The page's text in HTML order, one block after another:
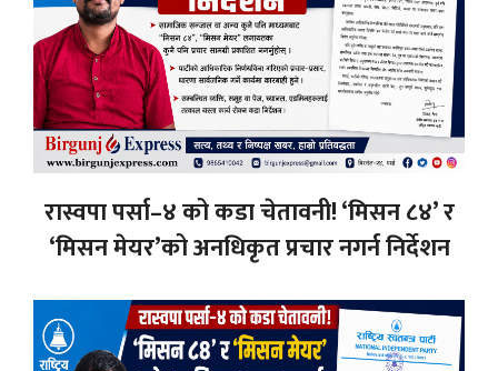
रास्वपा पर्सा–४ को कडा चेतावनी! ‘मिसन ८४’ र
‘मिसन मेयर’को अनधिकृत प्रचार नगर्न निर्देशन